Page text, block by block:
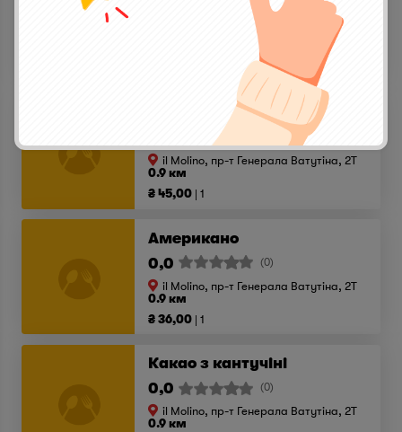
(0)
il Molino, пр-т Генерала Ватутіна, 2T
Лате макіато
il Molino, пр-т Генерала Ватутіна, 2T
0.9 км
₴ 45,00
1
Американо
0,0
(0)
il Molino, пр-т Генерала Ватутіна, 2T
0.9 км
₴ 36,00
1
Какао з кантучіні
0,0
(0)
il Molino, пр-т Генерала Ватутіна, 2T
0.9 км